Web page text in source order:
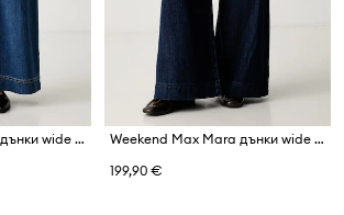
Weekend Max Mara дънки wide leg дамски WKDVEGA
Weekend Max Mara дънки wide leg дамски WKDVEGA
199,90 €